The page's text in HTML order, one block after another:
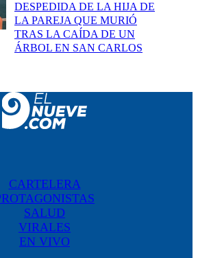
DESPEDIDA DE LA HIJA DE
LA PAREJA QUE MURIÓ
TRAS LA CAÍDA DE UN
ÁRBOL EN SAN CARLOS
CARTELERA
SALUD
VIRALES
EN VIVO